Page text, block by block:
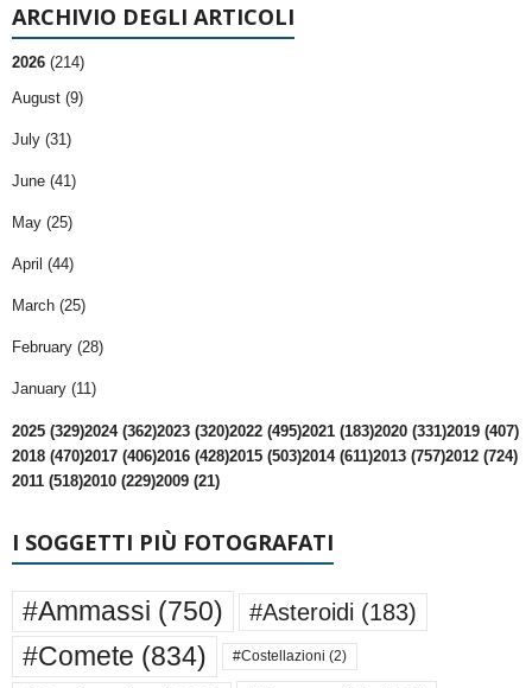
ARCHIVIO DEGLI ARTICOLI
2026 (214)
August (9)
July (31)
June (41)
May (25)
April (44)
March (25)
February (28)
January (11)
2025 (329)2024 (362)2023 (320)2022 (495)2021 (183)2020 (331)2019 (407)
2018 (470)2017 (406)2016 (428)2015 (503)2014 (611)2013 (757)2012 (724)
2011 (518)2010 (229)2009 (21)
I SOGGETTI PIÙ FOTOGRAFATI
#Ammassi (750) #Asteroidi (183)
#Comete (834) #Costellazioni (2)